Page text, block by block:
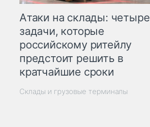
Атаки на склады: четыре
задачи, которые
российскому ритейлу
предстоит решить в
кратчайшие сроки
Склады и грузовые терминалы